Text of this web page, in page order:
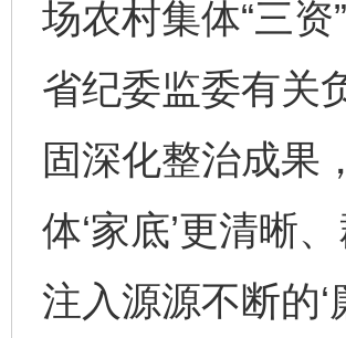
场农村集体“三
省纪委监委有关
固深化整治成果
体‘家底’更清晰
注入源源不断的‘